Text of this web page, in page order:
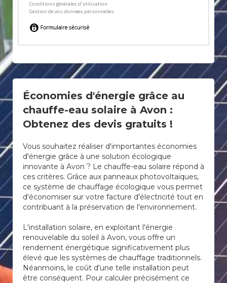
Économies d'énergie grâce au
chauffe-eau solaire à Avon :
Obtenez des devis gratuits !
Vous souhaitez réaliser d'importantes économies
d'énergie grâce à une solution écologique
innovante à Avon ? Le chauffe-eau solaire répond à
ces critères. Grâce aux panneaux photovoltaïques,
ce système de chauffage écologique vous permet
d'économiser sur votre facture d'électricité tout en
contribuant à la préservation de l'environnement.
L'installation solaire, en exploitant l'énergie
renouvelable du soleil à Avon, vous offre un
rendement énergétique significativement plus
élevé que les systèmes de chauffage traditionnels.
Néanmoins, le coût d'une telle installation peut
être conséquent. Pour calculer précisément ce